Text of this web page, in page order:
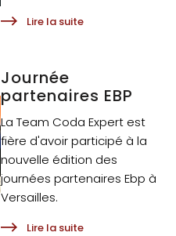
Lire la suite
Journée
partenaires EBP
La Team Coda Expert est
fière d'avoir participé à la
nouvelle édition des
journées partenaires Ebp à
Versailles.
Lire la suite